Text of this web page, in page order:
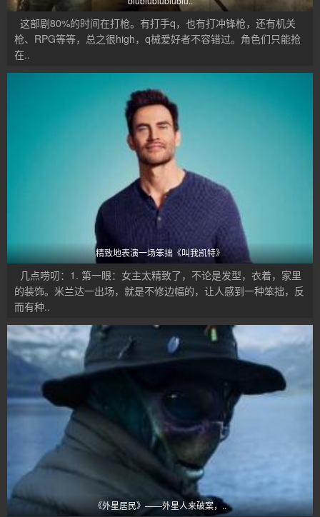
这部剧80%的时间在打枪。有打手q，也有打冲锋枪，还有机关
枪、RPG等等，总之很high，q械爱好者不容错过。角色们只能抢
在..
精致地表演一场笨拙《叫我凯特》
几点唠叨：1. 第一眼：女主太精致了，不论是发型，衣着，家里
的装饰。米兰达一出场，就是不修边幅的，让人感到一种笨拙，反
而有种..
《外星居民》——外星人来破案，..